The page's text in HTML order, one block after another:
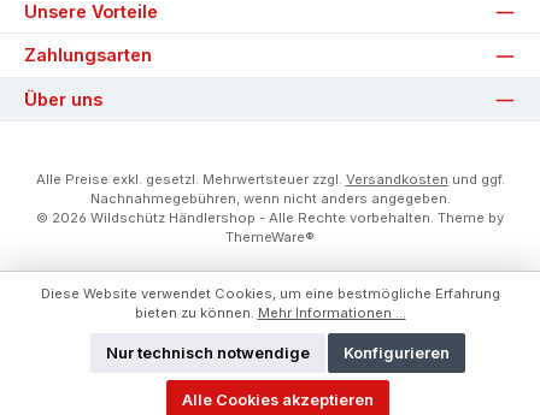
Unsere Vorteile
Zahlungsarten
Über uns
Alle Preise exkl. gesetzl. Mehrwertsteuer zzgl. Versandkosten und ggf.
Nachnahmegebühren, wenn nicht anders angegeben.
© 2026 Wildschütz Händlershop - Alle Rechte vorbehalten. Theme by
ThemeWare®
Diese Website verwendet Cookies, um eine bestmögliche Erfahrung
bieten zu können. Mehr Informationen ...
Nur technisch notwendige Konfigurieren
Alle Cookies akzeptieren